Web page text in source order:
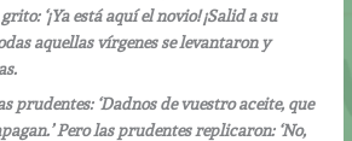
‘¡Ya está aquí el novio! ¡Salid a su
aquellas vírgenes se levantaron y
prudentes: ‘Dadnos de vuestro aceite, que
Pero las prudentes replicaron: ‘No,